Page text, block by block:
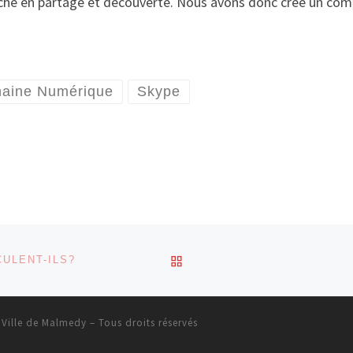
Numérique Skype
ILS? RETOUR À LA LISTE
de Malmedy – Tous droits réservés